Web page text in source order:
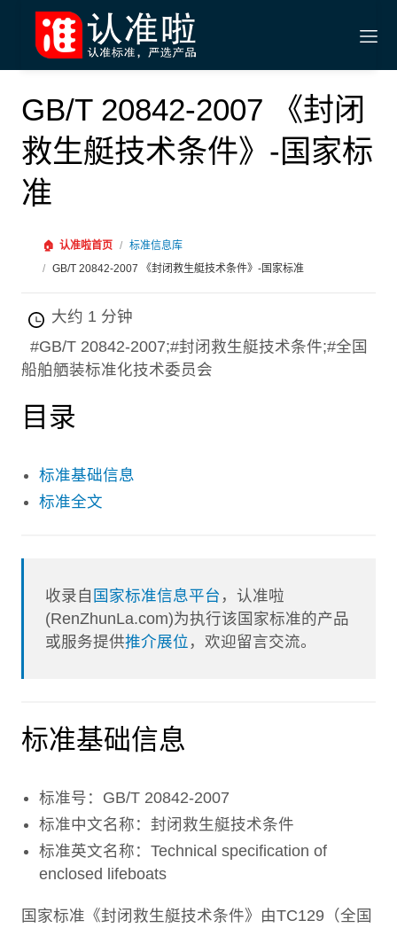
GB/T 20842-2007 《封闭
救生艇技术条件》-国家标
准
🏠 认准啦首页 / 标准信息库
/ GB/T 20842-2007 《封闭救生艇技术条件》-国家标准
大约 1 分钟
#GB/T 20842-2007;#封闭救生艇技术条件;#全国
船舶舾装标准化技术委员会
目录
标准基础信息
标准全文
收录自 国家标准信息平台 ，认准啦
(RenZhunLa.com)为执行该国家标准的产品
或服务提供推介展位 ，欢迎留言交流。
标准基础信息
标准号：GB/T 20842-2007
标准中文名称：封闭救生艇技术条件
标准英文名称：Technical specification of
enclosed lifeboats
国家标准《封闭救生艇技术条件》由TC129（全国